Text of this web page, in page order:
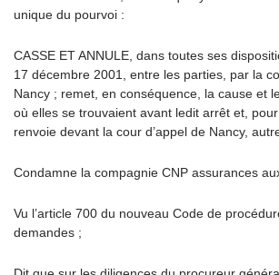
unique du pourvoi :
CASSE ET ANNULE, dans toutes ses
17 décembre 2001, entre les parties, par la
Nancy ; remet, en conséquence, la cause et
où elles se trouvaient avant ledit arrêt et,
renvoie devant la cour d’appel de Nancy,
Condamne la compagnie CNP assurances
Vu l’article 700 du nouveau Code de
demandes ;